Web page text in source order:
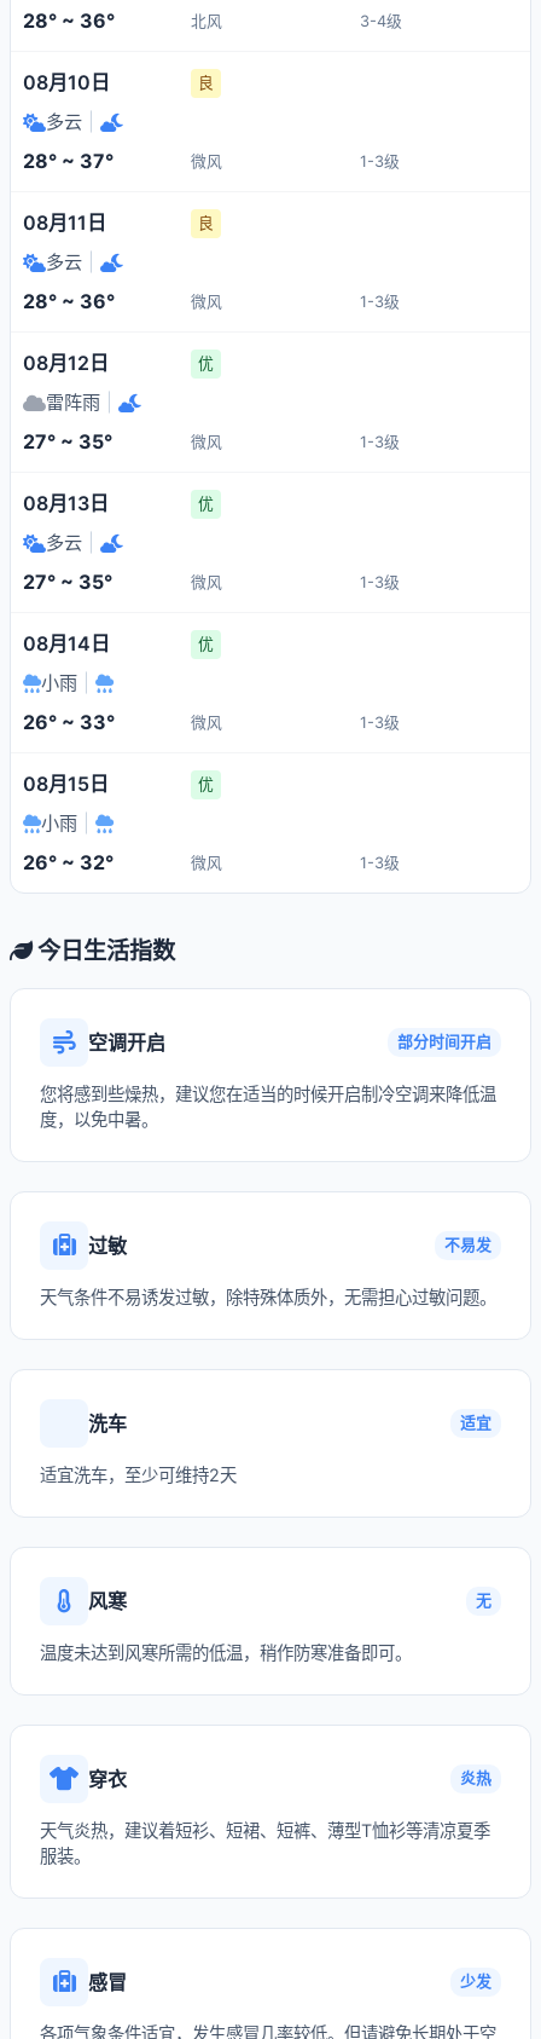
28° ~ 36° 北风 3-4级
08月10日 良
多云
28° ~ 37° 微风 1-3级
08月11日 良
多云
28° ~ 36° 微风 1-3级
08月12日 优
雷阵雨
27° ~ 35° 微风 1-3级
08月13日 优
多云
27° ~ 35° 微风 1-3级
08月14日 优
小雨
26° ~ 33° 微风 1-3级
08月15日 优
小雨
26° ~ 32° 微风 1-3级
今日生活指数
空调开启 部分时间开启
您将感到些燥热，建议您在适当的时候开启制冷空调来降低温
度，以免中暑。
过敏 不易发
天气条件不易诱发过敏，除特殊体质外，无需担心过敏问题。
洗车 适宜
适宜洗车，至少可维持2天
风寒 无
温度未达到风寒所需的低温，稍作防寒准备即可。
穿衣 炎热
天气炎热，建议着短衫、短裙、短裤、薄型T恤衫等清凉夏季
服装。
感冒 少发
各项气象条件适宜，发生感冒几率较低。但请避免长期处于空